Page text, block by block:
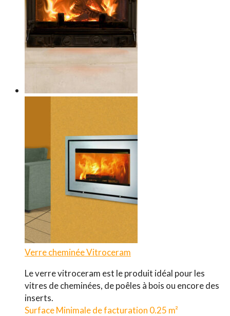
Verre cheminéeVitroceram
Le verre vitroceram est le produit idéal pour les
vitres de cheminées, de poêles à bois ou encore des
inserts.
Surface Minimale de facturation 0.25 m²